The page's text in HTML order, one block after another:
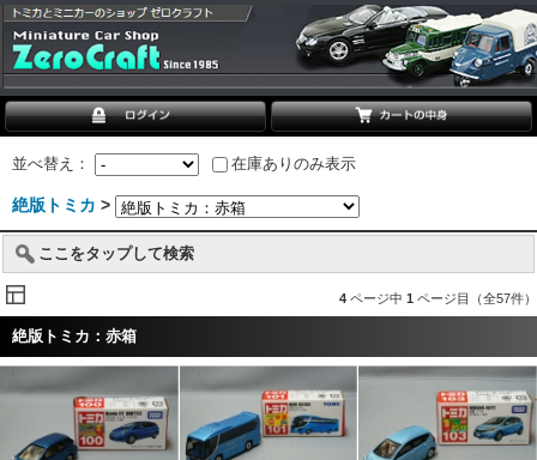
並べ替え： 在庫ありのみ表示
絶版トミカ >
ここをタップして検索
4 ページ中 1 ページ目（全57件）
絶版トミカ：赤箱